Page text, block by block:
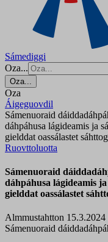
Sámediggi
Oza...
Oza...
Oza
Áigeguovdil
Sámenuoraid
dáhpáhusa lágideamis ja
gielddat oassálastet
Ruovttoluotta
Sámenuoraid
dáhpáhusa lágideamis
gielddat oassálastet
Almmustahtton 15.3.2024
Sámenuoraid